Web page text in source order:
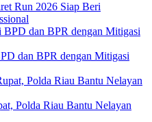
Run 2026 Siap Beri
dan BPR dengan Mitigasi
Polda Riau Bantu Nelayan